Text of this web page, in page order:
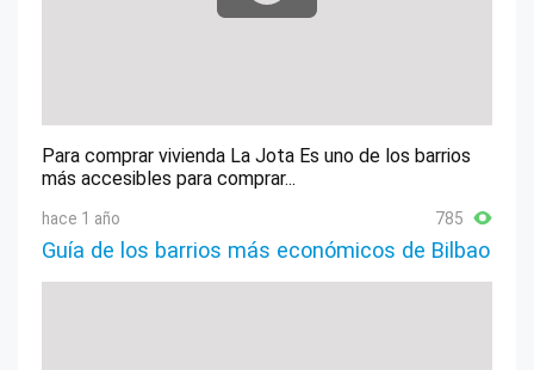
Para comprar vivienda La Jota Es uno de los barrios
más accesibles para comprar...
hace 1 año 785
Guía de los barrios más económicos de Bilbao